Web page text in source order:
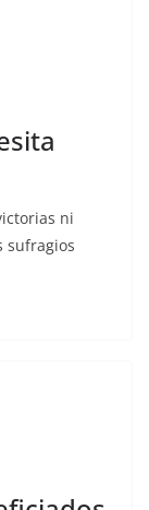
ni
sufragios